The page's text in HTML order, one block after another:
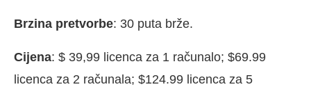
Brzina pretvorbe: 30 puta brže.
Cijena: $ 39,99 licenca za 1 računalo; $69.99
licenca za 2 računala; $124.99 licenca za 5